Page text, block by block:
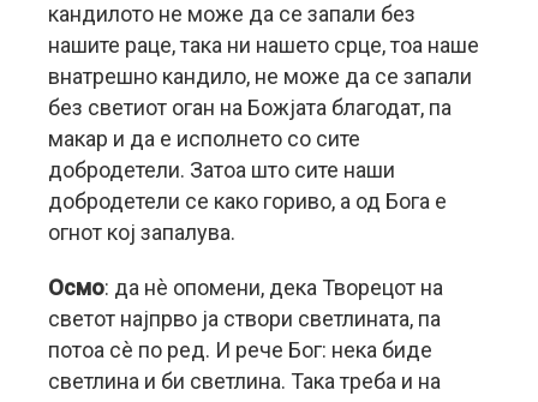
кандилото не може да се запали без
нашите раце, така ни нашето срце, тоа наше
внатрешно кандило, не може да се запали
без светиот оган на Божјата благодат, па
макар и да е исполнето со сите
добродетели. Затоа што сите наши
добродетели се како гориво, а од Бога е
огнот кој запалува.
Осмо: да нè опомени, дека Творецот на
светот најпрво ја створи светлината, па
потоа сè по ред. И рече Бог: нека биде
светлина и би светлина. Така треба и на